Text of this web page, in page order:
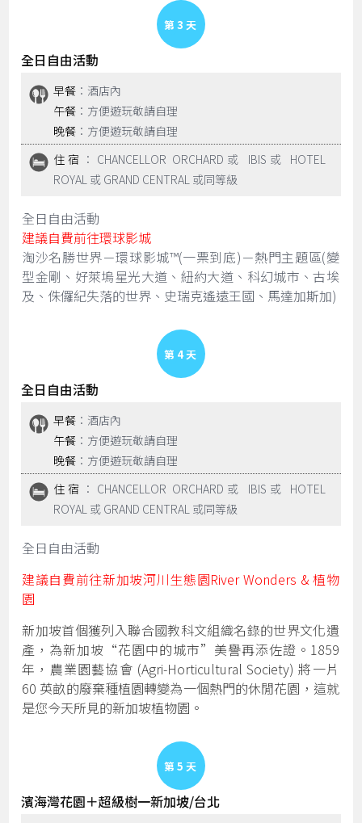
Day 3
全日自由活動
早餐 ：酒店內
午餐 ：方便遊玩敬請自理
晚餐 ：方便遊玩敬請自理
住宿 ：CHANCELLOR ORCHARD或 IBIS或 HOTEL
ROYAL 或 GRAND CENTRAL 或同等級
全日自由活動
建議自費前往環球影城
淘沙名勝世界－環球影城™(一票到底)－熱門主題區(變
型金剛、好萊塢星光大道、紐約大道、科幻城市、古埃
及、侏儸紀失落的世界、史瑞克遙遠王國、馬達加斯加)
Day 4
全日自由活動
早餐 ：酒店內
午餐 ：方便遊玩敬請自理
晚餐 ：方便遊玩敬請自理
住宿 ：CHANCELLOR ORCHARD或 IBIS或 HOTEL
ROYAL 或 GRAND CENTRAL 或同等級
全日自由活動
建議自費前往新加坡河川生態園River Wonders & 植物
園
新加坡首個獲列入聯合國教科文組織名錄的世界文化遺
產，為新加坡“花園中的城市”美譽再添佐證。1859
年，農業園藝協會 (Agri-Horticultural Society) 將一片
60 英畝的廢棄種植園轉變為一個熱門的休閒花園，這就
是您今天所見的新加坡植物園。
Day 5
濱海灣花園＋超級樹一新加坡/台北